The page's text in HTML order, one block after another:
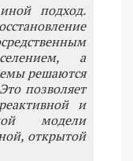
подход.
а
решаются
позволяет
и
модели
открытой